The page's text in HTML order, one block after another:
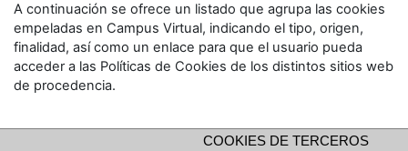
A continuación se ofrece un listado que agrupa las cookies
empeladas en Campus Virtual, indicando el tipo, origen,
finalidad, así como un enlace para que el usuario pueda
acceder a las Políticas de Cookies de los distintos sitios web
de procedencia.
COOKIES DE TERCEROS